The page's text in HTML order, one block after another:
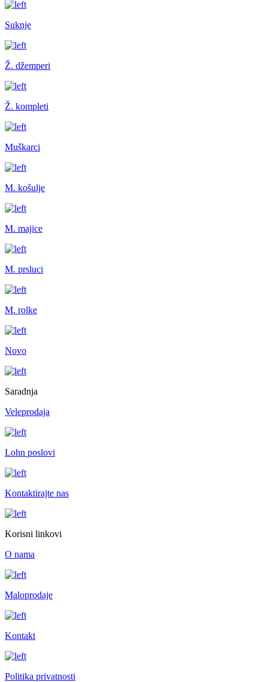
Suknje
Ž. džemperi
Ž. kompleti
Muškarci
M. košulje
M. majice
M. prsluci
M. rolke
Novo
Saradnja
Veleprodaja
Lohn poslovi
Kontaktirajte nas
Korisni linkovi
O nama
Maloprodaje
Kontakt
Politika privatnosti